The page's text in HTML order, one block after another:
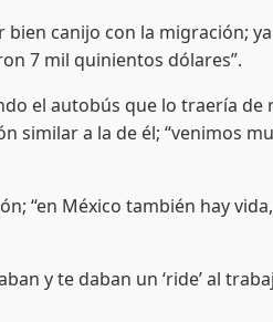
canijo con la migración;
7 mil quinientos dólares”.
el autobús que lo traería
similar a la de él; “venimos
“en México también hay
y te daban un ‘ride’ al